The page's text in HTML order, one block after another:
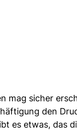
mag sicher
den
es etwas, das